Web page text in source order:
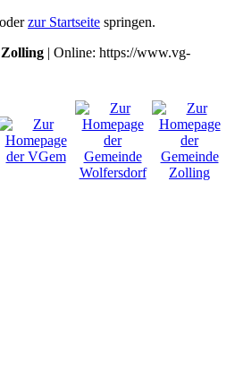
oderzur Startseite springen.
Zolling | Online: https://www.vg-